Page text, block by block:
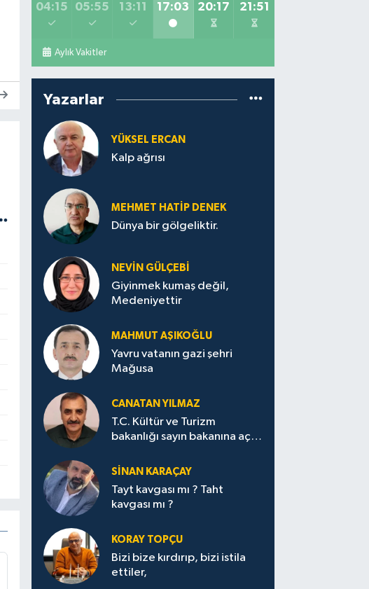
04:15 05:55 13:11 17:03 20:17 21:51
Aylık Vakitler
Yazarlar
YÜKSEL ERCAN
Kalp ağrısı
MEHMET HATİP DENEK
Dünya bir gölgeliktir.
NEVİN GÜLÇEBİ
Giyinmek kumaş değil,
Medeniyettir
MAHMUT AŞIKOĞLU
Yavru vatanın gazi şehri
Mağusa
CANATAN YILMAZ
T.C. Kültür ve Turizm
bakanlığı sayın bakanına açık
SİNAN KARAÇAY
Tayt kavgası mı ? Taht
kavgası mı ?
KORAY TOPÇU
Bizi bize kırdırıp, bizi istila
ettiler,